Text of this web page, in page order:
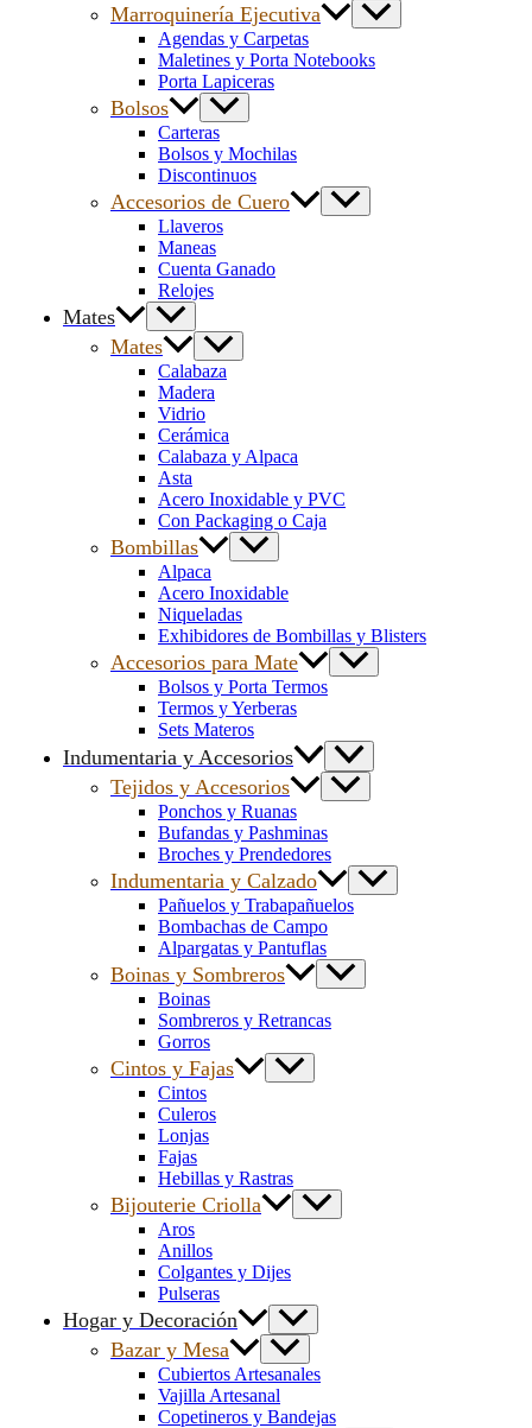
Marroquinería Ejecutiva
Agendas y Carpetas
Maletines y Porta Notebooks
Porta Lapiceras
Bolsos
Carteras
Bolsos y Mochilas
Discontinuos
Accesorios de Cuero
Llaveros
Maneas
Cuenta Ganado
Relojes
Mates
Mates
Calabaza
Madera
Vidrio
Cerámica
Calabaza y Alpaca
Asta
Acero Inoxidable y PVC
Con Packaging o Caja
Bombillas
Alpaca
Acero Inoxidable
Niqueladas
Exhibidores de Bombillas y Blisters
Accesorios para Mate
Bolsos y Porta Termos
Termos y Yerberas
Sets Materos
Indumentaria y Accesorios
Tejidos y Accesorios
Ponchos y Ruanas
Bufandas y Pashminas
Broches y Prendedores
Indumentaria y Calzado
Pañuelos y Trabapañuelos
Bombachas de Campo
Alpargatas y Pantuflas
Boinas y Sombreros
Boinas
Sombreros y Retrancas
Gorros
Cintos y Fajas
Cintos
Culeros
Lonjas
Fajas
Hebillas y Rastras
Bijouterie Criolla
Aros
Anillos
Colgantes y Dijes
Pulseras
Hogar y Decoración
Bazar y Mesa
Cubiertos Artesanales
Vajilla Artesanal
Copetineros y Bandejas